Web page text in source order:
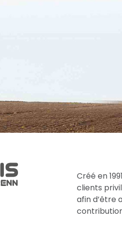
Créé en
clients
afin d’être